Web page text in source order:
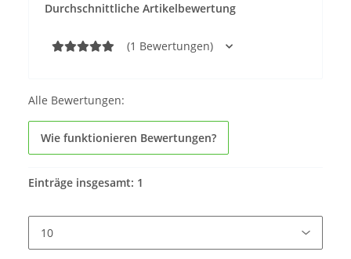
Durchschnittliche Artikelbewertung
(1 Bewertungen)
Alle Bewertungen:
Wie funktionieren Bewertungen?
Einträge insgesamt: 1